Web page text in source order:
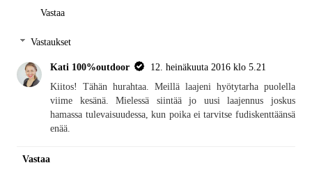
Vastaa
Vastaukset
Kati 100%outdoor
12. heinäkuuta 2016 klo 5.21
Kiitos! Tähän hurahtaa. Meillä laajeni hyötytarha puolella
viime kesänä. Mielessä siintää jo uusi laajennus joskus
hamassa tulevaisuudessa, kun poika ei tarvitse fudiskenttäänsä
enää.
Vastaa